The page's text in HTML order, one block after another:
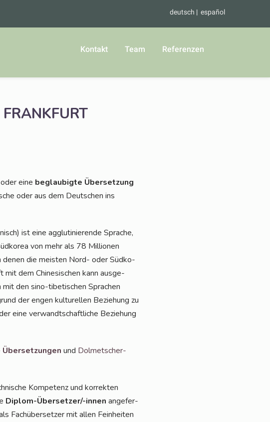
deutsch español
Kontakt Team Referenzen
FRANKFURT
eine beglau­big­te Über­set­zung
oder aus dem Deut­schen ins
ist eine agglu­ti­nie­ren­de Spra­che,
von mehr als 78 Mil­lio­nen
denen die meis­ten Nord- oder Süd­ko­
mit dem Chi­ne­si­schen kann aus­ge­
den sino-tibe­ti­schen Spra­chen
der engen kul­tu­rel­len Bezie­hung zu
eine ver­wandt­schaft­li­che Bezie­hung
und Dol­met­scher­
Kom­pe­tenz und kor­rek­ten
Diplom-Über­set­zer/-innen ange­fer­
Fach­über­set­zer mit allen Fein­hei­ten